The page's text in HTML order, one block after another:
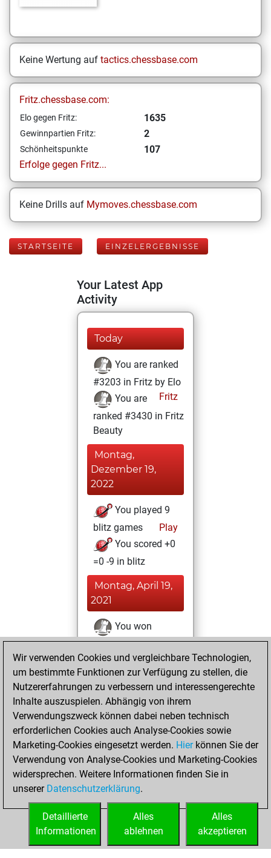
Keine Wertung auf tactics.chessbase.com
Fritz.chessbase.com:
Elo gegen Fritz: 1635
Gewinnpartien Fritz: 2
Schönheitspunkte
107
Erfolge gegen Fritz...
Keine Drills auf Mymoves.chessbase.com
STARTSEITE EINZELERGEBNISSE
Your Latest App
Activity
Today
You are ranked
#3203 in Fritz by Elo
Fritz
You are
ranked #3430 in Fritz
Beauty
Montag,
Dezember 19,
2022
You played 9
blitz games
Play
You scored +0
=0 -9 in blitz
Montag, April 19,
2021
You won
against Fritz
Fritz
You achieved a
BeautyScore of 107
new Elo of 1635
Dienstag,
November 24,
2020
You created
your Fritz account
Wir verwenden Cookies und vergleichbare Technologien,
um bestimmte Funktionen zur Verfügung zu stellen, die
Nutzererfahrungen zu verbessern und interessengerechte
Inhalte auszuspielen. Abhängig von ihrem
Verwendungszweck können dabei neben technisch
erforderlichen Cookies auch Analyse-Cookies sowie
Marketing-Cookies eingesetzt werden. Hierkönnen Sie der
Verwendung von Analyse-Cookies und Marketing-Cookies
widersprechen. Weitere Informationen finden Sie in
unserer Datenschutzerklärung.
Alles
akzeptieren
Alles
ablehnen
Detaillierte
Informationen